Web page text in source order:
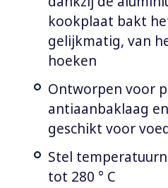
kookplaat bakt
gelijkmatig, van
hoeken
Ontworpen voor
antiaanbaklaag
geschikt voor
Stel
tot 280 ° C